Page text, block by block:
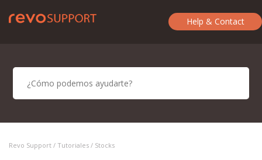
Help & Contact
Revo Support / Tutoriales / Stocks